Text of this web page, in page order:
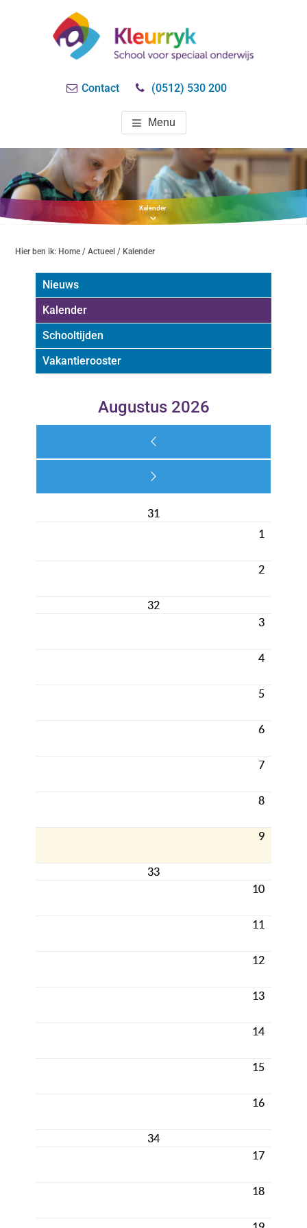
SO KLEURRYK
DRACHTEN
Contact
(0512) 530 200
Menu
Kalender
Hier ben ik: Home /Actueel / Kalender
Nieuws
Kalender
Schooltijden
Vakantierooster
Augustus 2026
31
1
2
32
3
4
5
6
7
8
9
33
10
11
12
13
14
15
16
34
17
18